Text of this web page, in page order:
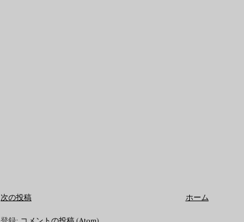
次の投稿 ホーム